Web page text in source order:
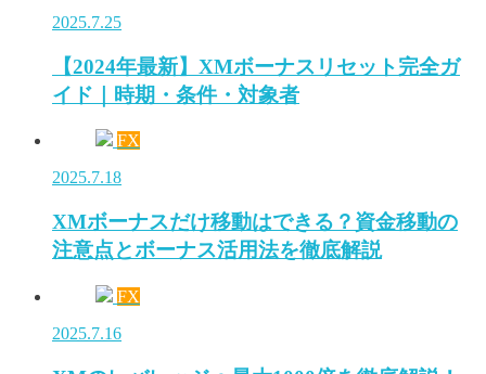
2025.7.25
【2024年最新】XMボーナスリセット完全ガ
イド｜時期・条件・対象者
FX
2025.7.18
XMボーナスだけ移動はできる？資金移動の
注意点とボーナス活用法を徹底解説
FX
2025.7.16